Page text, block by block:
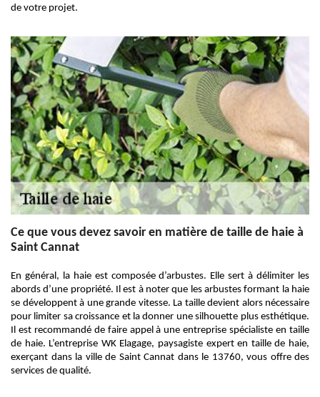
de votre projet.
Ce que vous devez savoir en matière de taille de haie à
Saint Cannat
En général, la haie est composée d’arbustes. Elle sert à délimiter les
abords d’une propriété. Il est à noter que les arbustes formant la haie
se développent à une grande vitesse. La taille devient alors nécessaire
pour limiter sa croissance et la donner une silhouette plus esthétique.
Il est recommandé de faire appel à une entreprise spécialiste en taille
de haie. L’entreprise WK Elagage, paysagiste expert en taille de haie,
exerçant dans la ville de Saint Cannat dans le 13760, vous offre des
services de qualité.